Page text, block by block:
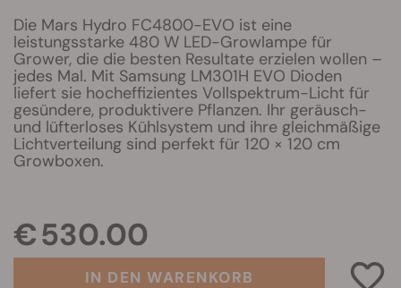
Die Mars Hydro FC4800-EVO ist eine
leistungsstarke 480 W LED-Growlampe für
Grower, die die besten Resultate erzielen wollen –
jedes Mal. Mit Samsung LM301H EVO Dioden
liefert sie hocheffizientes Vollspektrum-Licht für
gesündere, produktivere Pflanzen. Ihr geräusch-
und lüfterloses Kühlsystem und ihre gleichmäßige
Lichtverteilung sind perfekt für 120 × 120 cm
Growboxen.
€ 530.00
IN DEN WARENKORB